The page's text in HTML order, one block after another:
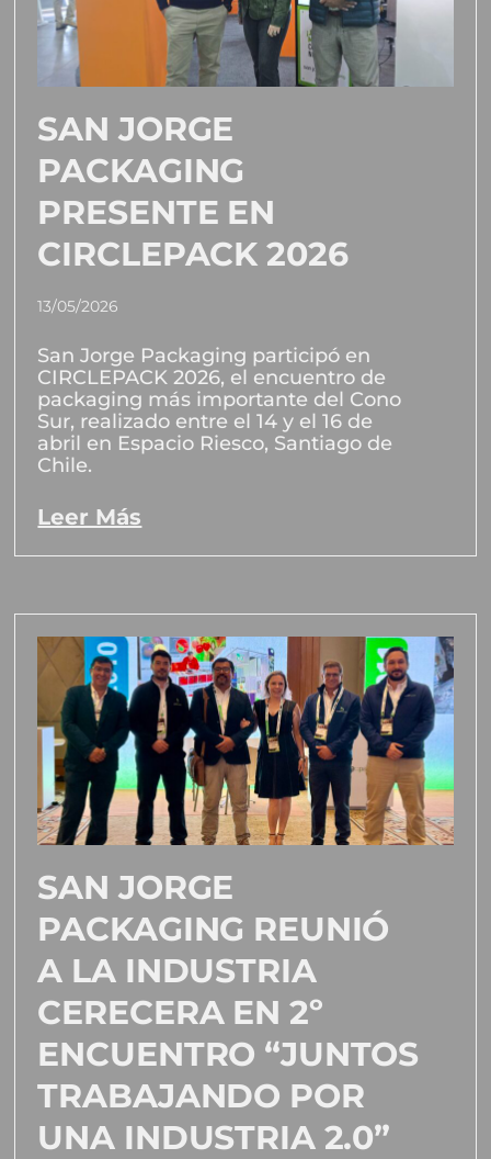
SAN JORGE
PACKAGING
PRESENTE EN
CIRCLEPACK 2026
13/05/2026
San Jorge Packaging participó en
CIRCLEPACK 2026, el encuentro de
packaging más importante del Cono
Sur, realizado entre el 14 y el 16 de
abril en Espacio Riesco, Santiago de
Chile.
Leer Más
SAN JORGE
PACKAGING REUNIÓ
A LA INDUSTRIA
CERECERA EN 2º
ENCUENTRO “JUNTOS
TRABAJANDO POR
UNA INDUSTRIA 2.0”